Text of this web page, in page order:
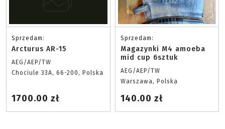
Sprzedam:
Arcturus AR-15
AEG/AEP/TW
Chociule 33A, 66-200, Polska
1700.00 zł
Sprzedam:
Magazynki M4 amoeba
mid cup 6sztuk
AEG/AEP/TW
Warszawa, Polska
140.00 zł